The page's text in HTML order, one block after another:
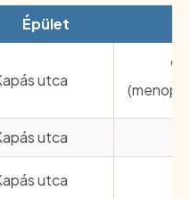
Épület
utca
utca
utca